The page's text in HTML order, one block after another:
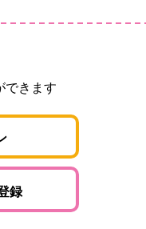
できます
録